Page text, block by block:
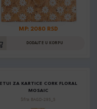
MP: 2080 RSD
DODAJTE U KORPU
ETUI ZA KARTICE CORK FLORAL
MOSAIC
Šifra: BAGD-295_5